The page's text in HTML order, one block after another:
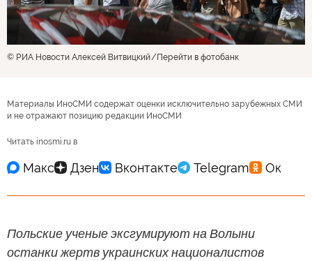
© РИА Новости Алексей Витвицкий Перейти в фотобанк
Материалы ИноСМИ содержат оценки исключительно зарубежных СМИ
и не отражают позицию редакции ИноСМИ
Читать inosmi.ru в
Польские ученые эксгумируют на Волыни
останки жертв украинских националистов